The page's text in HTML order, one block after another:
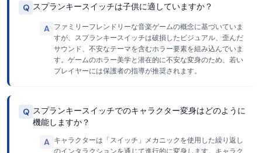
Q スプランキースイッチは子供に適していますか？
A ファミリーフレンドリーな音楽ゲームの概念に基づいていま
すが、スプランキースイッチは破損したビジュアル、歪んだ
サウンド、不安なテーマを含むホラー要素を組み込んでいま
す。ゲームのホラー美学と潜在的に不安な変身のため、若い
プレイヤーには保護者の指導が推奨されます。
Q スプランキースイッチでのキャラクター変身はどのように
機能しますか？
A キャラクターは「スイッチ」メカニックを使用した繰り返し